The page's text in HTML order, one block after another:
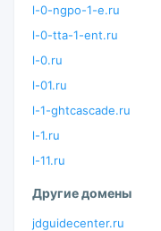
l-0-ngpo-1-e.ru
l-0-tta-1-ent.ru
l-0.ru
l-01.ru
l-1-ghtcascade.ru
l-1.ru
l-11.ru
Другие домены
jdguidecenter.ru